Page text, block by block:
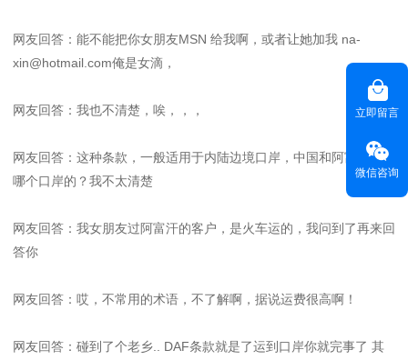
网友回答：能不能把你女朋友MSN 给我啊，或者让她加我 na-
xin@hotmail.com俺是女滴，
网友回答：我也不清楚，唉，，，
网友回答：这种条款，一般适用于内陆边境口岸，中国和阿富汗 是
哪个口岸的？我不太清楚
网友回答：我女朋友过阿富汗的客户，是火车运的，我问到了再来回
答你
网友回答：哎，不常用的术语，不了解啊，据说运费很高啊！
网友回答：碰到了个老乡.. DAF条款就是了运到口岸你就完事了 其
立即留言
微信咨询